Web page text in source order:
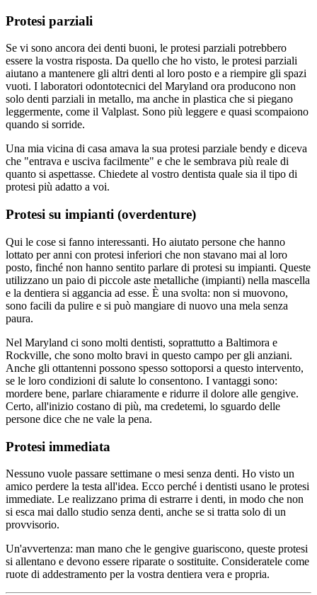
Protesi parziali
Se vi sono ancora dei denti buoni, le protesi parziali potrebbero
essere la vostra risposta. Da quello che ho visto, le protesi parziali
aiutano a mantenere gli altri denti al loro posto e a riempire gli spazi
vuoti. I laboratori odontotecnici del Maryland ora producono non
solo denti parziali in metallo, ma anche in plastica che si piegano
leggermente, come il Valplast. Sono più leggere e quasi scompaiono
quando si sorride.
Una mia vicina di casa amava la sua protesi parziale bendy e diceva
che "entrava e usciva facilmente" e che le sembrava più reale di
quanto si aspettasse. Chiedete al vostro dentista quale sia il tipo di
protesi più adatto a voi.
Protesi su impianti (overdenture)
Qui le cose si fanno interessanti. Ho aiutato persone che hanno
lottato per anni con protesi inferiori che non stavano mai al loro
posto, finché non hanno sentito parlare di protesi su impianti. Queste
utilizzano un paio di piccole aste metalliche (impianti) nella mascella
e la dentiera si aggancia ad esse. È una svolta: non si muovono,
sono facili da pulire e si può mangiare di nuovo una mela senza
paura.
Nel Maryland ci sono molti dentisti, soprattutto a Baltimora e
Rockville, che sono molto bravi in questo campo per gli anziani.
Anche gli ottantenni possono spesso sottoporsi a questo intervento,
se le loro condizioni di salute lo consentono. I vantaggi sono:
mordere bene, parlare chiaramente e ridurre il dolore alle gengive.
Certo, all'inizio costano di più, ma credetemi, lo sguardo delle
persone dice che ne vale la pena.
Protesi immediata
Nessuno vuole passare settimane o mesi senza denti. Ho visto un
amico perdere la testa all'idea. Ecco perché i dentisti usano le protesi
immediate. Le realizzano prima di estrarre i denti, in modo che non
si esca mai dallo studio senza denti, anche se si tratta solo di un
provvisorio.
Un'avvertenza: man mano che le gengive guariscono, queste protesi
si allentano e devono essere riparate o sostituite. Consideratele come
ruote di addestramento per la vostra dentiera vera e propria.